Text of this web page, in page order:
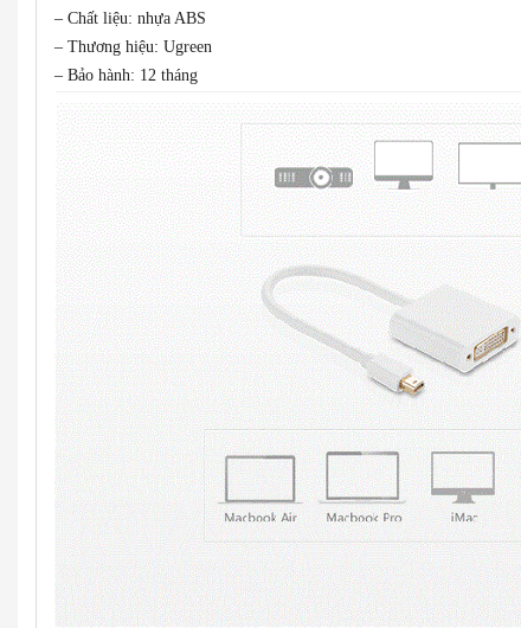
– Chất liệu: nhựa ABS
– Thương hiệu: Ugreen
– Bảo hành: 12 tháng